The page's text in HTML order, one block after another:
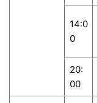
14:0
0
20:
00